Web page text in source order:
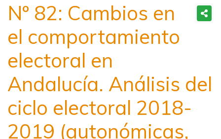
Nº 82: Cambios en
el comportamiento
electoral en
Andalucía. Análisis del
ciclo electoral 2018-
2019 (autonómicas,